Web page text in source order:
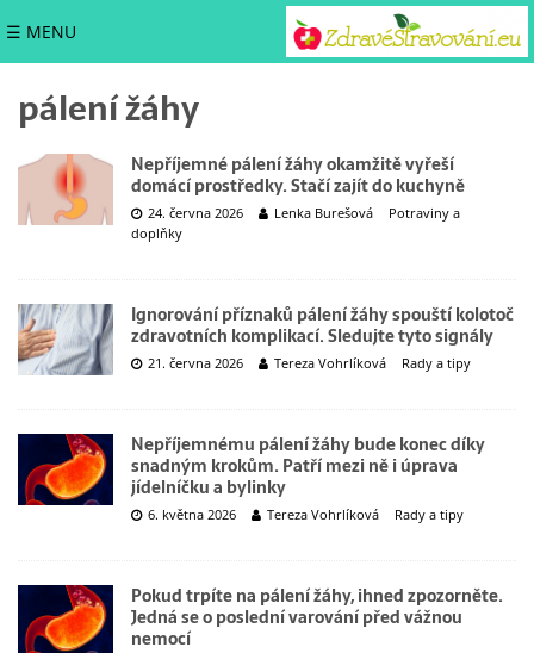
☰ MENU
pálení žáhy
Nepříjemné pálení žáhy okamžitě vyřeší
domácí prostředky. Stačí zajít do kuchyně
24. června 2026 Lenka Burešová
Potraviny a
doplňky
Ignorování příznaků pálení žáhy spouští kolotoč
zdravotních komplikací. Sledujte tyto signály
21. června 2026 Tereza Vohrlíková Rady a tipy
Nepříjemnému pálení žáhy bude konec díky
snadným krokům. Patří mezi ně i úprava
jídelníčku a bylinky
6. května 2026 Tereza Vohrlíková Rady a tipy
Pokud trpíte na pálení žáhy, ihned zpozorněte.
Jedná se o poslední varování před vážnou
nemocí